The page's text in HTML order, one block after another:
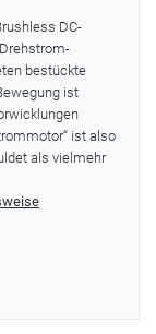
DC-
bestückte
ist
ist also
als vielmehr